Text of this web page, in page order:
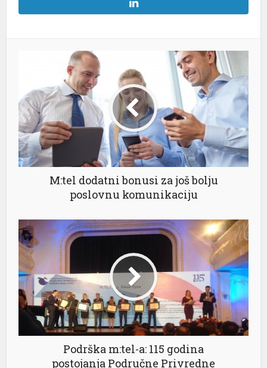
M:tel dodatni bonusi za još bolju
poslovnu komunikaciju
Podrška m:tel-a: 115 godina
postojanja Područne Privredne